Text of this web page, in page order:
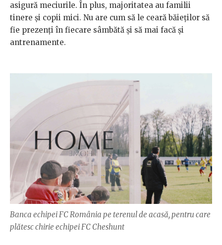
asigură meciurile. În plus, majoritatea au familii
tinere și copii mici. Nu are cum să le ceară băieților să
fie prezenți în fiecare sâmbătă și să mai facă și
antrenamente.
Banca echipei FC România pe terenul de acasă, pentru care
plătesc chirie echipei FC Cheshunt